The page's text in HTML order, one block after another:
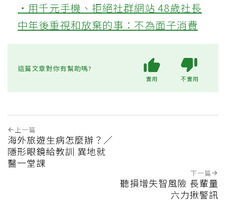
‧用千元手機、拒絕社群網站 48歲社長
中年後重視和放棄的事：不為面子消費
這篇文章對你有幫助嗎?
實用 不實用
上一篇
海外旅遊生病怎麼辦？／
隱形眼鏡給教訓 異地就
醫一堂課
下一篇
聽損增失智風險 長輩量
六力揪警訊